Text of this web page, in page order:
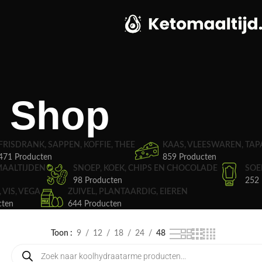
Shop
SAPPEN, KOFFIE, THEE
Producten
KAAS, VLEESWAREN,
859 Producten
SNOEP, KOEK, CHIPS EN CHOCOLADE
98 Producten
252
VIS, VEGA
ZUIVEL, PLANTAARDIG, EIEREN
644 Producten
Toon 9 12 18 24 48